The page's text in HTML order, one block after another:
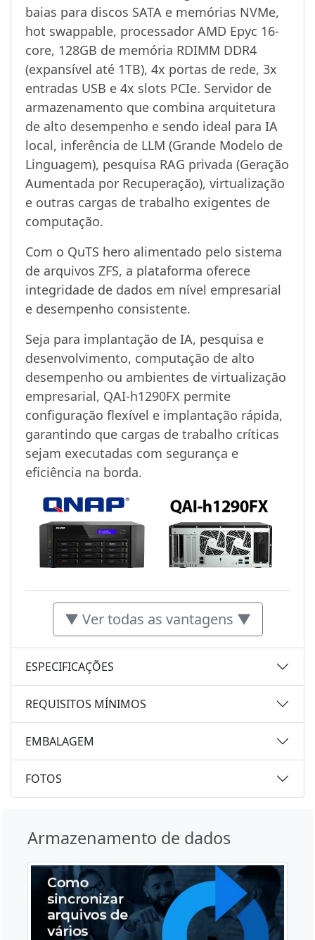
baias para discos SATA e memórias NVMe,
hot swappable, processador AMD Epyc 16-
core, 128GB de memória RDIMM DDR4
(expansível até 1TB), 4x portas de rede, 3x
entradas USB e 4x slots PCIe. Servidor de
armazenamento que combina arquitetura
de alto desempenho e sendo ideal para IA
local, inferência de LLM (Grande Modelo de
Linguagem), pesquisa RAG privada (Geração
Aumentada por Recuperação), virtualização
e outras cargas de trabalho exigentes de
computação.
Com o QuTS hero alimentado pelo sistema
de arquivos ZFS, a plataforma oferece
integridade de dados em nível empresarial
e desempenho consistente.
Seja para implantação de IA, pesquisa e
desenvolvimento, computação de alto
desempenho ou ambientes de virtualização
empresarial, QAI-h1290FX permite
configuração flexível e implantação rápida,
garantindo que cargas de trabalho críticas
sejam executadas com segurança e
eficiência na borda.
▼ Ver todas as vantagens ▼
ESPECIFICAÇÕES
REQUISITOS MÍNIMOS
EMBALAGEM
FOTOS
Armazenamento de dados